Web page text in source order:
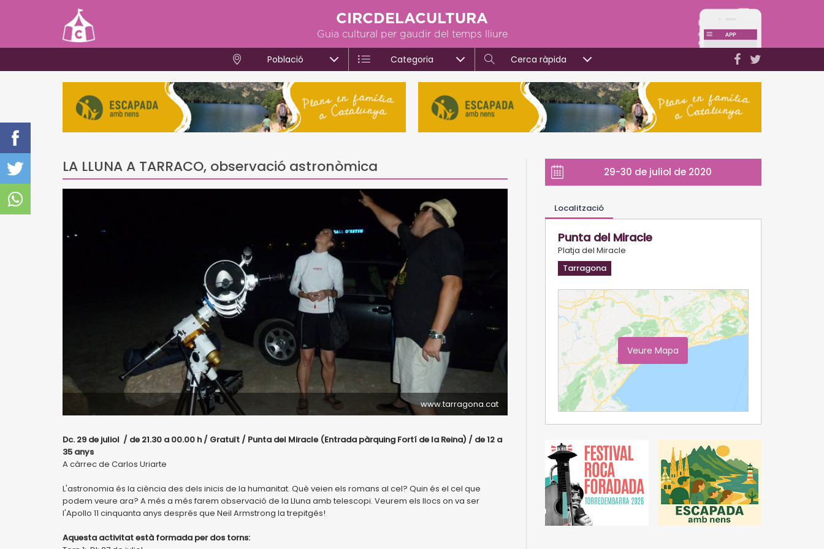
CIRCDELACULTURA
Guia cultural per gaudir del temps lliure
Població Categoria Cerca ràpida
LA LLUNA A TARRACO, observació astronòmica
www.tarragona.cat
Dc. 29 de juliol / de 21.30 a 00.00 h / Gratuït / Punta del Miracle (Entrada pàrquing Fortí de la Reina) / de 12 a
35 anys
A càrrec de Carlos Uriarte
L'astronomia és la ciència des dels inicis de la humanitat. Què veien els romans al cel? Quin és el cel que
podem veure ara? A més a més farem observació de la Lluna amb telescopi. Veurem els llocs on va ser
l'Apollo 11 cinquanta anys després que Neil Armstrong la trepitgés!
Aquesta activitat està formada per dos torns:
29-30 de juliol de 2020
Localització
Punta del Miracle
Platja del Miracle
Tarragona
Veure Mapa